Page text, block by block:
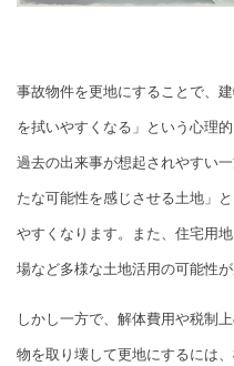
事故物件を更地にすることで、
を拭いやすくなる」という心理
過去の出来事が想起されやすい
たな可能性を感じさせる土地」
やすくなります。また、住宅用
場など多様な土地活用の可能性が
しかし一方で、解体費用や税制
物を取り壊して更地にするには